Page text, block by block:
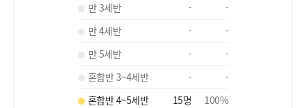
만 3세반 -
-
만 4세반
-
-
만 5세반
-
-
혼합반 3~4세반
-
-
혼합반 4~5세반
15명 100%